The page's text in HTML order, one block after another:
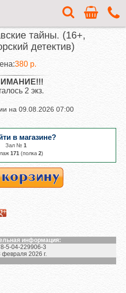
тайны. (16+,
детектив)
информация:
5-04-229906-3
февраля 2026 г.
380 р.
2 экз.
на 09.08.2026 07:00
в магазине?
Зал № 1
171 (полка 2)